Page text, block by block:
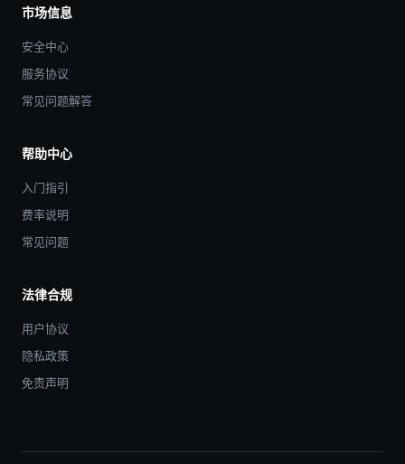
市场信息
安全中心
服务协议
常见问题解答
帮助中心
入门指引
费率说明
常见问题
法律合规
用户协议
隐私政策
免责声明